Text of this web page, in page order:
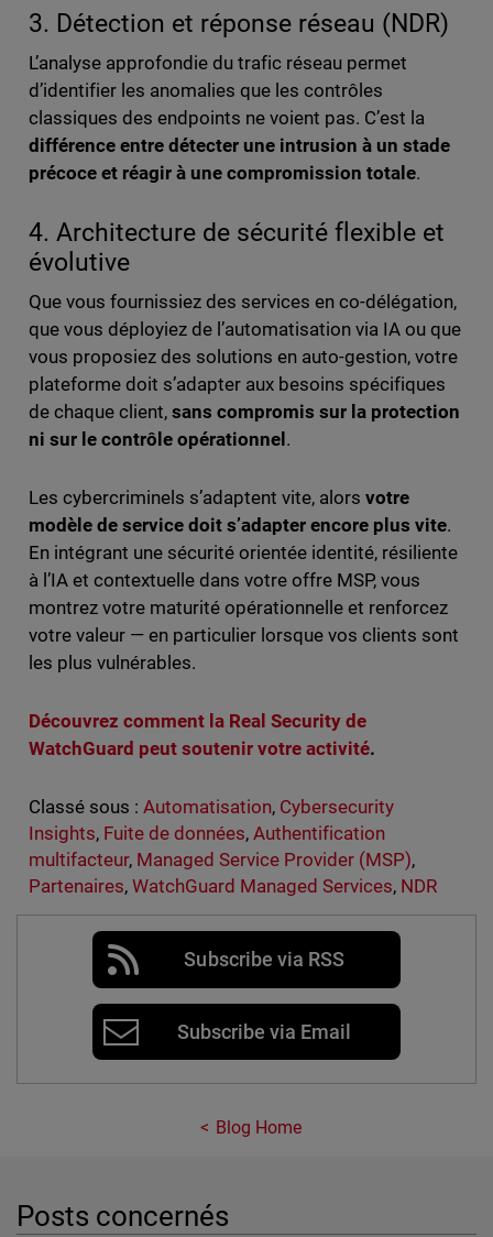
3. Détection et réponse réseau (NDR)
L’analyse approfondie du trafic réseau permet
d’identifier les anomalies que les contrôles
classiques des endpoints ne voient pas. C’est la
différence entre détecter une intrusion à un stade
précoce et réagir à une compromission totale.
4. Architecture de sécurité flexible et
évolutive
Que vous fournissiez des services en co-délégation,
que vous déployiez de l’automatisation via IA ou que
vous proposiez des solutions en auto-gestion, votre
plateforme doit s’adapter aux besoins spécifiques
de chaque client, sans compromis sur la protection
ni sur le contrôle opérationnel .
Les cybercriminels s’adaptent vite, alorsvotre
modèle de service doit s’adapter encore plus vite.
En intégrant une sécurité orientée identité, résiliente
à l’IA et contextuelle dans votre offre MSP, vous
montrez votre maturité opérationnelle et renforcez
votre valeur — en particulier lorsque vos clients sont
les plus vulnérables.
Découvrez comment la Real Security de
WatchGuard peut soutenir votre activité.
Classé sous : Automatisation, Cybersecurity
Insights, Fuite de données, Authentification
multifacteur, Managed Service Provider (MSP),
Partenaires, WatchGuard Managed Services, NDR
Subscribe via RSS
Subscribe via Email
Blog Home
Posts concernés